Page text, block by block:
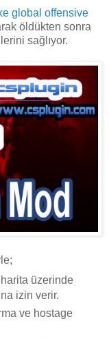
global offensive
öldükten sonra
sağlıyor.
üzerinde
izin verir.
ve hostage